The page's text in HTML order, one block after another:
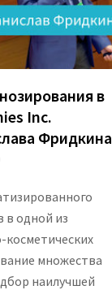
в
Inc.
Фридкина
в одной из
множества
наилучшей